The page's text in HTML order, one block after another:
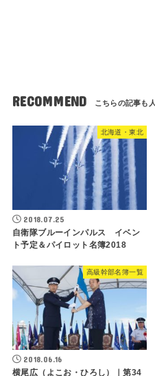
RECOMMEND
北海道・東北
2018.07.25
自衛隊ブルーインパルス イベン
ト予定＆パイロット名簿2018
高級幹部名簿一覧
2018.06.16
横尾広（よこお・ひろし）｜第34